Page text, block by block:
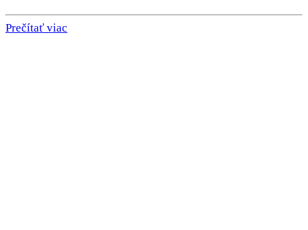
Prečítať viac